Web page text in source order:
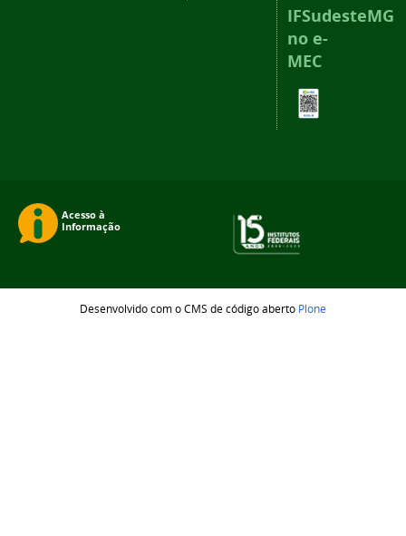
IFSudesteMG
no e-
MEC
Desenvolvido com o CMS de código aberto Plone